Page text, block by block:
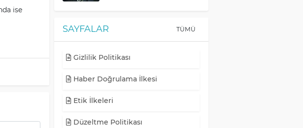
ise
SAYFALAR TÜMÜ
Gizlilik Politikası
Haber Doğrulama İlkesi
Etik İlkeleri
Düzeltme Politikası